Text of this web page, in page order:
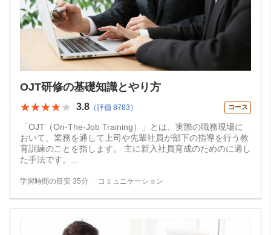
OJT研修の基礎知識とやり方
★★★★★
★★★★★ 3.8 （評価 8783） コース
「OJT（On-The-Job Training）」とは、実際の職務現場に
おいて、業務を通して上司や先輩社員が部下の指導を行う教
育訓練のことを指します。 主に新入社員育成のためのに適し
た手法です。
学習時間の目安 35分 コミュニケーション